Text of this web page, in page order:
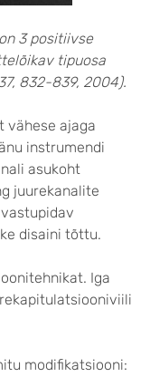
3 positiivse
tipuosa
832-839, 2004).
vähese ajaga
instrumendi
asukoht
juurekanalite
disaini tõttu.
Iga
modifikatsiooni: